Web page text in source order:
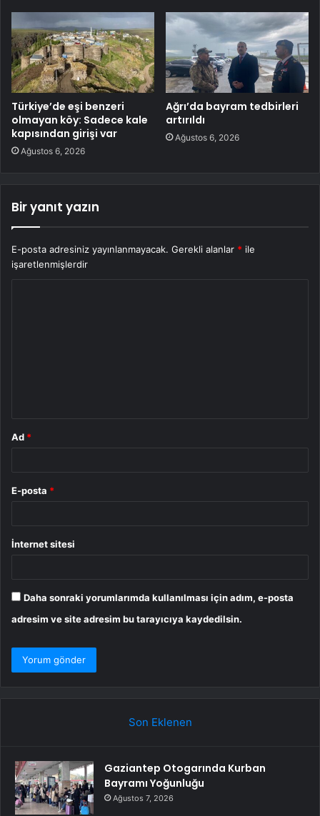
Türkiye’de eşi benzeri
olmayan köy: Sadece kale
kapısından girişi var
Ağustos 6, 2026
Ağrı’da bayram tedbirleri
artırıldı
Ağustos 6, 2026
Bir yanıt yazın
E-posta adresiniz yayınlanmayacak. Gerekli alanlar * ile
işaretlenmişlerdir
Ad *
E-posta *
İnternet sitesi
Daha sonraki yorumlarımda kullanılması için adım, e-posta
adresim ve site adresim bu tarayıcıya kaydedilsin.
Son Eklenen
Gaziantep Otogarında Kurban
Bayramı Yoğunluğu
Ağustos 7, 2026